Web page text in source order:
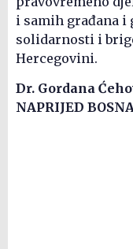
i samih građana i
solidarnosti i
Hercegovini.
Dr. Gordana
NAPRIJED